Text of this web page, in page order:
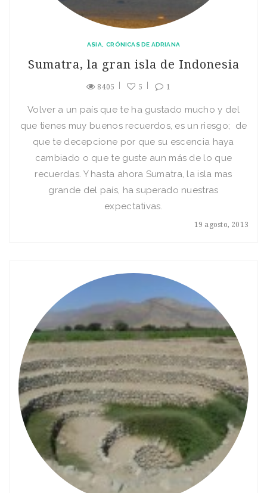
ASIA CRÓNICAS DE ADRIANA
Sumatra, la gran isla de Indonesia
8405 5 1
19 agosto, 2013
Volver a un país que te ha gustado mucho y del
que tienes muy buenos recuerdos, es un riesgo; de
que te decepcione por que su escencia haya
cambiado o que te guste aun más de lo que
recuerdas. Y hasta ahora Sumatra, la isla mas
grande del país, ha superado nuestras
expectativas.